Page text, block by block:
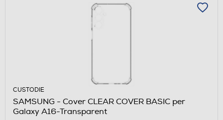
CUSTODIE
SAMSUNG - Cover CLEAR COVER BASIC per
Galaxy A16-Transparent